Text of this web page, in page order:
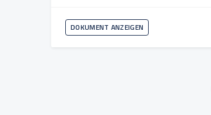
DOKUMENT ANZEIGEN